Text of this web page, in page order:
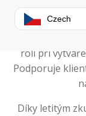
roli při
Podporuje
Díky letitým
Czech